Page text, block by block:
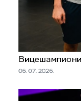
Вицешампиони
06. 07. 2026.